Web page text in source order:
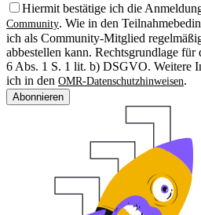
Hiermit bestätige ich die
Community. Wie in den
ich als Community-Mitglied
abbestellen kann. Rechtsgrundlage
6 Abs. 1 S. 1 lit. b) DSGVO. Weitere
ich in den OMR-Datenschutzhinweisen.
Abonnieren